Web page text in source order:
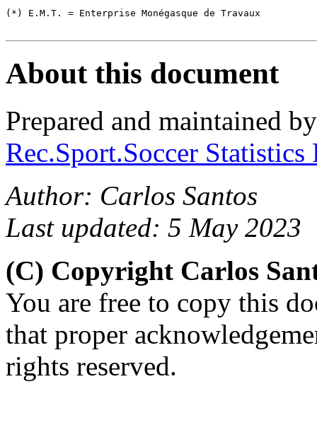
(*) E.M.T. = Enterprise Monégasque de Travaux
About this document
Prepared and maintained
Rec.Sport.Soccer
Author: Carlos Santos
Last updated: 5 May 2023
(C) Copyright Carlos
You are free to copy this
that proper
rights reserved.